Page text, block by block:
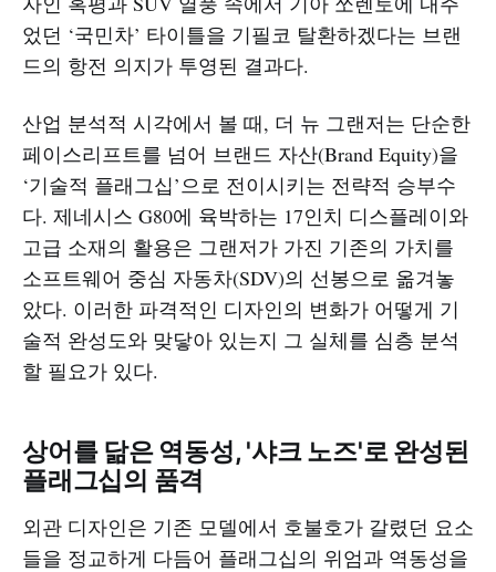
었던 ‘국민차’ 타이틀을 기필코 탈환하겠다는 브랜
드의 항전 의지가 투영된 결과다.
산업 분석적 시각에서 볼 때, 더 뉴 그랜저는 단순한
페이스리프트를 넘어 브랜드 자산(Brand Equity)을
‘기술적 플래그십’으로 전이시키는 전략적 승부수
다. 제네시스 G80에 육박하는 17인치 디스플레이와
고급 소재의 활용은 그랜저가 가진 기존의 가치를
소프트웨어 중심 자동차(SDV)의 선봉으로 옮겨놓
았다. 이러한 파격적인 디자인의 변화가 어떻게 기
술적 완성도와 맞닿아 있는지 그 실체를 심층 분석
할 필요가 있다.
상어를 닮은 역동성, '샤크 노즈'로 완성된
플래그십의 품격
외관 디자인은 기존 모델에서 호불호가 갈렸던 요소
들을 정교하게 다듬어 플래그십의 위엄과 역동성을